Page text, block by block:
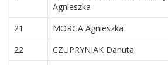
Agnieszka
21 MORGA Agnieszka
22
CZUPRYNIAK Danuta